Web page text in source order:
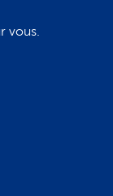
vous.